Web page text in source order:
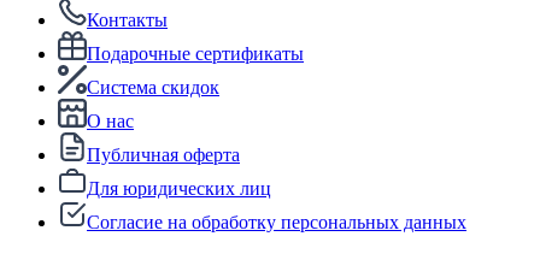
Контакты
Подарочные сертификаты
Система скидок
О нас
Публичная оферта
Для юридических лиц
Согласие на обработку персональных данных